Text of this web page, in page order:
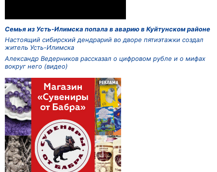
Семья из Усть-Илимска попала в аварию в Куйтунском районе
Настоящий сибирский дендрарий во дворе пятиэтажки создал
житель Усть-Илимска
Александр Ведерников рассказал о цифровом рубле и о мифах
вокруг него (видео)